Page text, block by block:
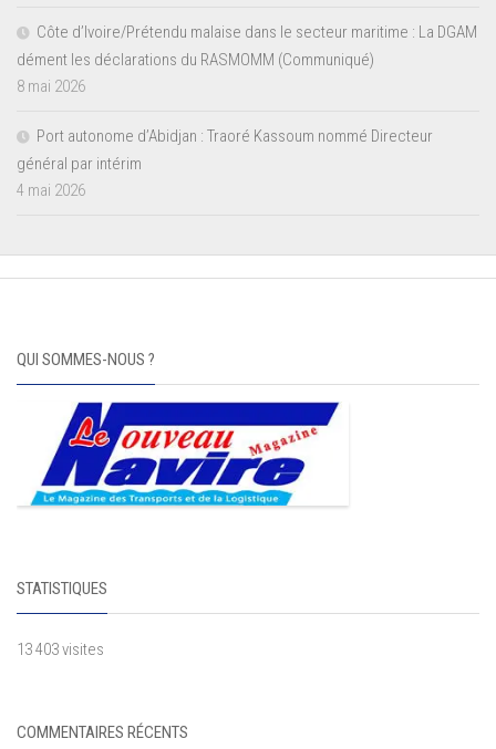
Côte d’Ivoire/Prétendu malaise dans le secteur maritime : La DGAM
dément les déclarations du RASMOMM (Communiqué)
8 mai 2026
Port autonome d’Abidjan : Traoré Kassoum nommé Directeur
général par intérim
4 mai 2026
QUI SOMMES-NOUS ?
STATISTIQUES
13 403 visites
COMMENTAIRES RÉCENTS